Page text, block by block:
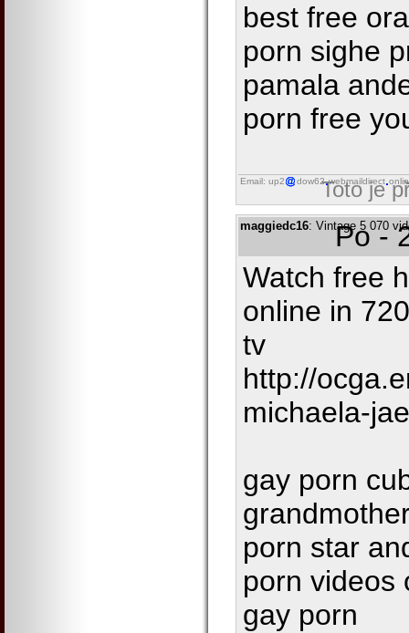
best free
porn sighe
pamala
porn free
Email: up2 dow62 webmaildirect
Toto je
maggiedc16: Vintage 5 070
Po -
Watch free
online in
tv
http://
michaela-
gay porn
porn star
porn videos
gay porn